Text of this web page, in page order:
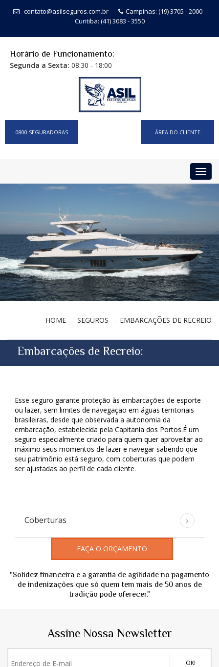
contato@asilseguros.com.br
Campinas: (19) 3705 - 2000
Curitiba: (41) 3083 - 3550
Horário de Funcionamento:
Segunda a Sexta: 08:30 - 18:00
0800 SEGURADORAS ÁREA DO CLIENTE
HOME SEGUROS EMBARCAÇÕES DE RECREIO
Embarcações de Recreio:
Esse seguro garante proteção às embarcações de esporte
ou lazer, sem limites de navegação em águas territoriais
brasileiras, desde que observada a autonomia da
embarcação, estabelecida pela Capitania dos Portos.É um
seguro especialmente criado para quem quer aproveitar ao
máximo seus momentos de lazer e navegar sabendo que
seu patrimônio está seguro, com coberturas que podem
ser ajustadas ao perfil de cada cliente.
Coberturas
FAÇA O ORÇAMENTO
"Solidez financeira e a garantia de agilidade no pagamento
de indenizações que só quem tem mais de 50 anos de
tradição pode oferecer."
Assine Nossa Newsletter
OK!